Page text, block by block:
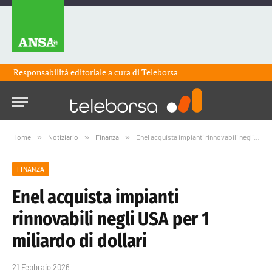
Responsabilità editoriale a cura diTeleborsa
Home » Notiziario » Finanza » Enel acquista impianti rinnovabili negli USA per 1 miliardo di dollari
FINANZA
Enel acquista impianti
rinnovabili negli USA per 1
miliardo di dollari
21 Febbraio 2026